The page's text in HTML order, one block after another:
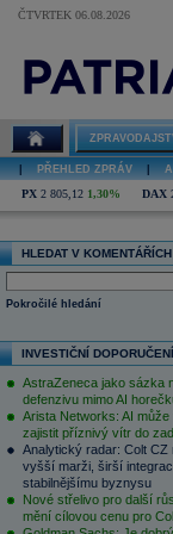
ČTVRTEK 06.08.2026
PŘEHLED ZPRÁV
PX 2 805,12 1,30% DAX
HLEDAT V KOMENTÁŘÍCH
Pokročilé hledání
INVESTIČNÍ DOPORUČENÍ
AstraZeneca jako sázka
defenzivu mimo AI
Arista Networks: AI může
zajistit příznivý vítr do zad
Analytický radar: Colt CZ
vyšší marži, širší
stabilnějšímu byznysu
Nové střelivo pro další
mění cílovou cenu pro